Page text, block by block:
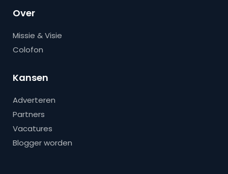
Over
Missie & Visie
Colofon
Kansen
Adverteren
Partners
Vacatures
Blogger worden